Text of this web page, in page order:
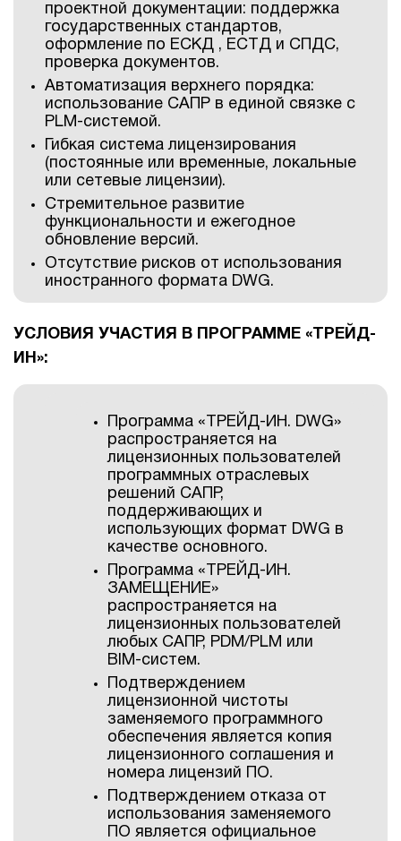
проектной документации: поддержка
государственных стандартов,
оформление по ЕСКД , ЕСТД и СПДС,
проверка документов.
Автоматизация верхнего порядка:
использование САПР в единой связке с
PLM-системой.
Гибкая система лицензирования
(постоянные или временные, локальные
или сетевые лицензии).
Стремительное развитие
функциональности и ежегодное
обновление версий.
Отсутствие рисков от использования
иностранного формата DWG.
УСЛОВИЯ УЧАСТИЯ В ПРОГРАММЕ «ТРЕЙД-
ИН»:
Программа «ТРЕЙД-ИН. DWG»
распространяется на
лицензионных пользователей
программных отраслевых
решений САПР,
поддерживающих и
использующих формат DWG в
качестве основного.
Программа «ТРЕЙД-ИН.
ЗАМЕЩЕНИЕ»
распространяется на
лицензионных пользователей
любых САПР, PDM/PLM или
BIM-систем.
Подтверждением
лицензионной чистоты
заменяемого программного
обеспечения является копия
лицензионного соглашения и
номера лицензий ПО.
Подтверждением отказа от
использования заменяемого
ПО является официальное